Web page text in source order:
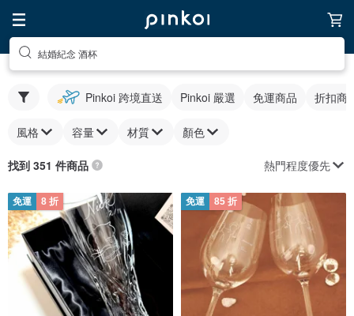
結婚紀念 酒杯
Pinkoi 跨境直送 Pinkoi 嚴選 免運商品 折扣商
風格 容量 材質 顏色
找到 351 件商品 熱門程度優先
免運 8 折 免運 85 折